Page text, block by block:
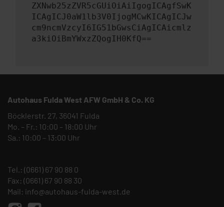
ZXNwb25zZVR5cGUiOiAiIgogICAgfSwK
ICAgICJ0aW1lb3V0IjogMCwKICAgICJw
cm9ncmVzcyI6IG51bGwsCiAgICAicmlz
a3kiOiBmYWxzZQogIH0KfQ==
Autohaus Fulda West AFW GmbH & Co. KG
Böcklerstr. 27, 36041 Fulda
Mo. – Fr.: 10:00 – 18:00 Uhr
Sa.: 10:00 – 13:00 Uhr
Tel.: (0661) 67 90 88 0
Fax: (0661) 67 90 88 30
Mail: info@autohaus-fulda-west.de